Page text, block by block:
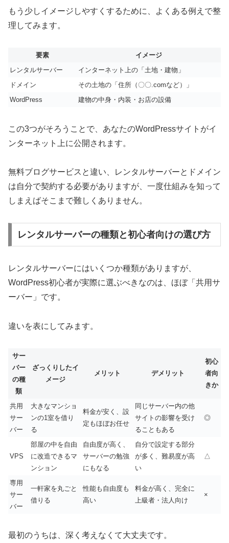
もう少しイメージしやすくするために、よくある例えで整
理してみます。
要素
イメージ
レンタルサーバー
インターネット上の「土地・建物」
ドメイン
その土地の「住所（〇〇.comなど）」
WordPress
建物の中身・内装・お店の設備
この3つがそろうことで、あなたのWordPressサイトがイ
ンターネット上に公開されます。
無料ブログサービスと違い、レンタルサーバーとドメイン
は自分で契約する必要がありますが、一度仕組みを知って
しまえばそこまで難しくありません。
レンタルサーバーの種類と初心者向けの選び方
レンタルサーバーにはいくつか種類がありますが、
WordPress初心者が実際に選ぶべきなのは、ほぼ「共用サ
ーバー」です。
違いを表にしてみます。
サー
バー
の種
類
ざっくりしたイ
メージ
メリット デメリット
初心
者向
きか
共用
サー
バー
大きなマンショ
ンの1室を借り
る
料金が安く、設
定もほぼお任せ
同じサーバー内の他
サイトの影響を受け
ることもある
◎
VPS
部屋の中を自由
に改造できるマ
ンション
自由度が高く、
サーバーの勉強
にもなる
自分で設定する部分
が多く、難易度が高
い
△
専用
サー
バー
一軒家を丸ごと
借りる
性能も自由度も
高い
料金が高く、完全に
上級者・法人向け
×
最初のうちは、深く考えなくて大丈夫です。